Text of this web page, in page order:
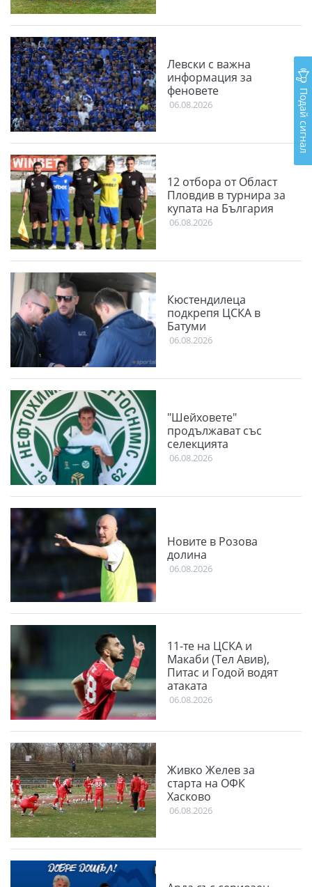
Левски с важна
информация за
феновете
06.08.2026
12 отбора от Област
Пловдив в турнира за
купата на България
06.08.2026
Кюстендилеца
подкрепя ЦСКА в
Батуми
06.08.2026
"Шейховете"
продължават със
селекцията
06.08.2026
Новите в Розова
долина
06.08.2026
11-те на ЦСКА и
Макаби (Тел Авив),
Питас и Годой водят
атаката
06.08.2026
Живко Желев за
старта на ОФК
Хасково
06.08.2026
Подай сигнал